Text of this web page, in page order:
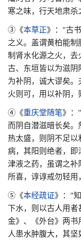
寒之味，行天地肃
③《本草正》："古
之义。盖谓黄柏能制
制肾水化源之火，去
古、东垣皆以为滋阴
为补阴，诚大谬矣
火则可，用以补阴，
④《重庆堂随笔》：
而阴自潜滋暗长矣。
热太盛，则阴不足以
病，其阳则绝者，即
津液之药，虽谓之补
所喜，谆谆戒勿轻
⑤《本经疏证》："
下水，则以古人用
金》、《外台》两书
人患水肿腹大，其